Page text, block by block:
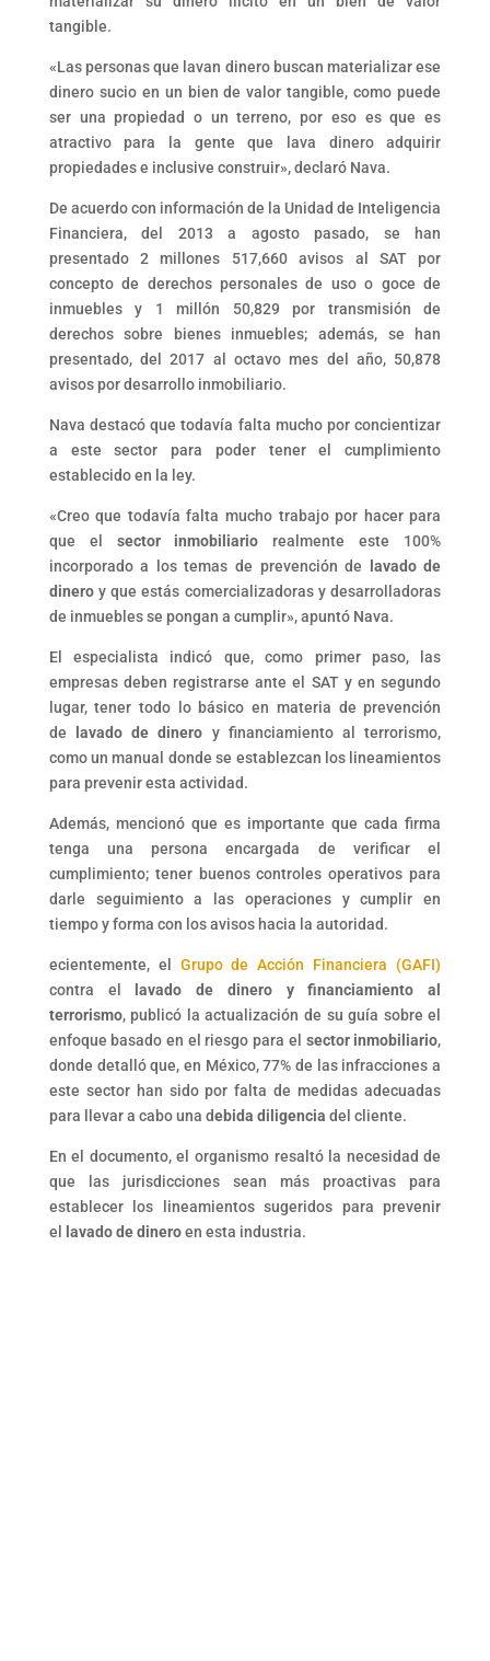
tangible.
«Las personas que lavan dinero buscan materializar ese
dinero sucio en un bien de valor tangible, como puede
ser una propiedad o un terreno, por eso es que es
atractivo para la gente que lava dinero adquirir
propiedades e inclusive construir», declaró Nava.
De acuerdo con información de la Unidad de Inteligencia
Financiera, del 2013 a agosto pasado, se han
presentado 2 millones 517,660 avisos al SAT por
concepto de derechos personales de uso o goce de
inmuebles y 1 millón 50,829 por transmisión de
derechos sobre bienes inmuebles; además, se han
presentado, del 2017 al octavo mes del año, 50,878
avisos por desarrollo inmobiliario.
Nava destacó que todavía falta mucho por concientizar
a este sector para poder tener el cumplimiento
establecido en la ley.
«Creo que todavía falta mucho trabajo por hacer para
que el sector inmobiliario realmente este 100%
incorporado a los temas de prevención de
lavado de
dineroy que estás comercializadoras y desarrolladoras
de inmuebles se pongan a cumplir», apuntó Nava.
El especialista indicó que, como primer paso, las
empresas deben registrarse ante el SAT y en segundo
lugar, tener todo lo básico en materia de prevención
de
lavado de dinero y financiamiento al terrorismo,
como un manual donde se establezcan los lineamientos
para prevenir esta actividad.
Además, mencionó que es importante que cada firma
tenga una persona encargada de verificar el
cumplimiento; tener buenos controles operativos para
darle seguimiento a las operaciones y cumplir en
tiempo y forma con los avisos hacia la autoridad.
ecientemente, el Grupo de Acción Financiera (GAFI)
contra el
lavado de dinero y financiamiento al
terrorismo, publicó la actualización de su guía sobre el
enfoque basado en el riesgo para el sector inmobiliario,
donde detalló que, en México, 77% de las infracciones a
este sector han sido por falta de medidas adecuadas
para llevar a cabo una debida diligencia del cliente.
En el documento, el organismo resaltó la necesidad de
que las jurisdicciones sean más proactivas para
establecer los lineamientos sugeridos para prevenir
el
lavado de dineroen esta industria.